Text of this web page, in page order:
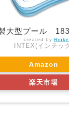
大型プール
created by
INTEX(インテッ
Amazon
楽天市場